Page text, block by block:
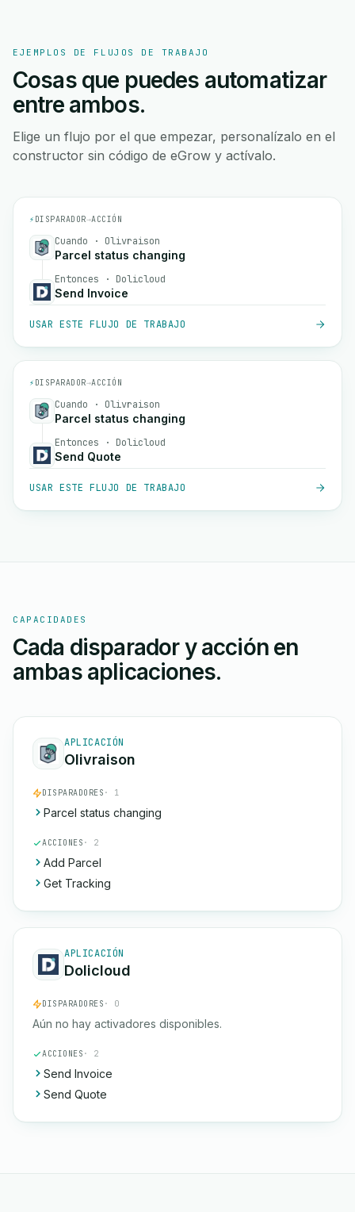
EJEMPLOS DE FLUJOS DE TRABAJO
Cosas que puedes automatizar
entre ambos.
Elige un flujo por el que empezar, personalízalo en el
constructor sin código de eGrow y actívalo.
⚡ DISPARADOR→ACCIÓN
Cuando · Olivraison
Parcel status changing
Entonces · Dolicloud
Send Invoice
USAR ESTE FLUJO DE TRABAJO
⚡ DISPARADOR→ACCIÓN
Cuando · Olivraison
Parcel status changing
Entonces · Dolicloud
Send Quote
USAR ESTE FLUJO DE TRABAJO
CAPACIDADES
Cada disparador y acción en
ambas aplicaciones.
APLICACIÓN
Olivraison
DISPARADORES · 1
Parcel status changing
ACCIONES · 2
Add Parcel
Get Tracking
APLICACIÓN
Dolicloud
DISPARADORES · 0
Aún no hay activadores disponibles.
ACCIONES · 2
Send Invoice
Send Quote